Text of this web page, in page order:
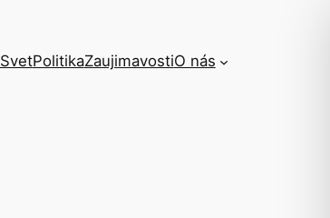
SvetPolitikaZaujimavostiO nás